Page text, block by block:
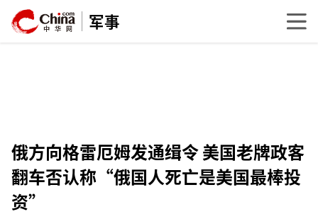
军事
俄方向格雷厄姆发通缉令 美国老牌政客
翻车否认称“俄国人死亡是美国最棒投
资”